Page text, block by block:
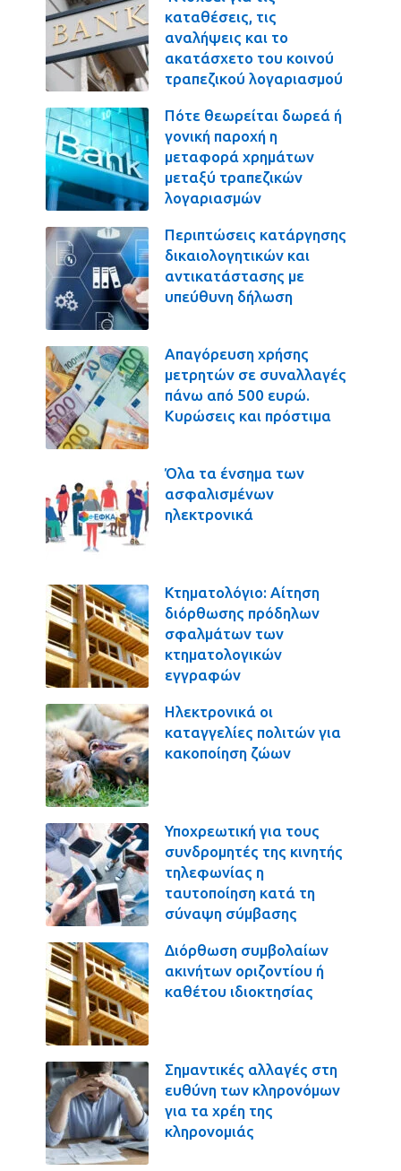
καταθέσεις, τις
αναλήψεις και το
ακατάσχετο του κοινού
τραπεζικού λογαριασμού
Πότε θεωρείται δωρεά ή
γονική παροχή η
μεταφορά χρημάτων
μεταξύ τραπεζικών
λογαριασμών
Περιπτώσεις κατάργησης
δικαιολογητικών και
αντικατάστασης με
υπεύθυνη δήλωση
Απαγόρευση χρήσης
μετρητών σε συναλλαγές
πάνω από 500 ευρώ.
Κυρώσεις και πρόστιμα
Όλα τα ένσημα των
ασφαλισμένων
ηλεκτρονικά
Κτηματολόγιο: Αίτηση
διόρθωσης πρόδηλων
σφαλμάτων των
κτηματολογικών
εγγραφών
Ηλεκτρονικά οι
καταγγελίες πολιτών για
κακοποίηση ζώων
Υποχρεωτική για τους
συνδρομητές της κινητής
τηλεφωνίας η
ταυτοποίηση κατά τη
σύναψη σύμβασης
Διόρθωση συμβολαίων
ακινήτων οριζοντίου ή
καθέτου ιδιοκτησίας
Σημαντικές αλλαγές στη
ευθύνη των κληρονόμων
για τα χρέη της
κληρονομιάς